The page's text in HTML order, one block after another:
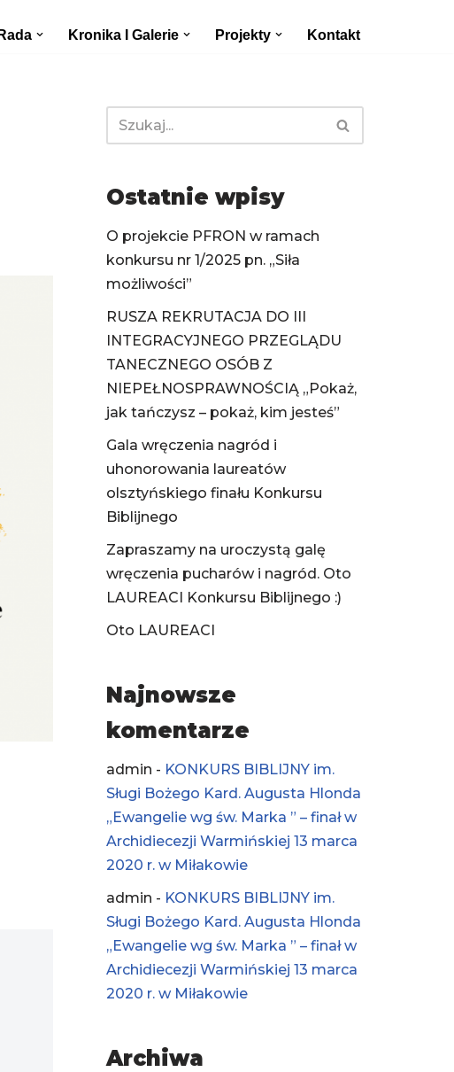
Kronika I Galerie Projekty Kontakt
Ostatnie wpisy
O projekcie PFRON w ramach
konkursu nr 1/2025 pn. „Siła
możliwości”
RUSZA REKRUTACJA DO III
INTEGRACYJNEGO PRZEGLĄDU
TANECZNEGO OSÓB Z
NIEPEŁNOSPRAWNOŚCIĄ „Pokaż,
jak tańczysz – pokaż, kim jesteś”
Gala wręczenia nagród i
uhonorowania laureatów
olsztyńskiego finału Konkursu
Biblijnego
Zapraszamy na uroczystą galę
wręczenia pucharów i nagród. Oto
LAUREACI Konkursu Biblijnego :)
Oto LAUREACI
Najnowsze
komentarze
admin - KONKURS BIBLIJNY im.
Sługi Bożego Kard. Augusta Hlonda
„Ewangelie wg św. Marka ” – finał w
Archidiecezji Warmińskiej 13 marca
2020 r. w Miłakowie
admin - KONKURS BIBLIJNY im.
Sługi Bożego Kard. Augusta Hlonda
„Ewangelie wg św. Marka ” – finał w
Archidiecezji Warmińskiej 13 marca
2020 r. w Miłakowie
Archiwa